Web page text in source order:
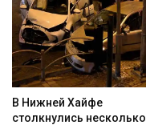
В Нижней Хайфе
столкнулись несколько